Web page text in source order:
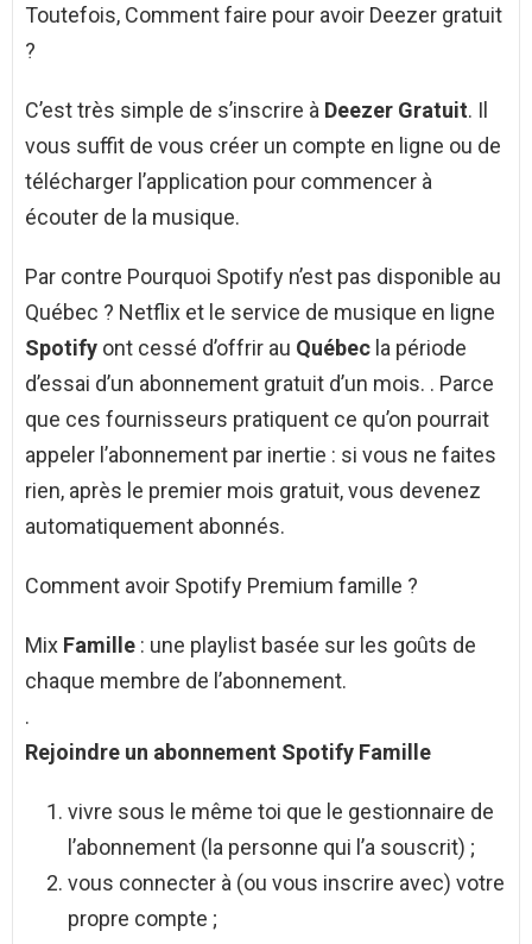
Toutefois, Comment faire pour avoir Deezer gratuit
?
C’est très simple de s’inscrire à Deezer Gratuit. Il
vous suffit de vous créer un compte en ligne ou de
télécharger l’application pour commencer à
écouter de la musique.
Par contre Pourquoi Spotify n’est pas disponible au
Québec ? Netflix et le service de musique en ligne
Spotify ont cessé d’offrir au Québec la période
d’essai d’un abonnement gratuit d’un mois. . Parce
que ces fournisseurs pratiquent ce qu’on pourrait
appeler l’abonnement par inertie : si vous ne faites
rien, après le premier mois gratuit, vous devenez
automatiquement abonnés.
Comment avoir Spotify Premium famille ?
Mix Famille : une playlist basée sur les goûts de
chaque membre de l’abonnement.
.
Rejoindre un abonnement Spotify Famille
vivre sous le même toi que le gestionnaire de
l’abonnement (la personne qui l’a souscrit) ;
vous connecter à (ou vous inscrire avec) votre
propre compte ;